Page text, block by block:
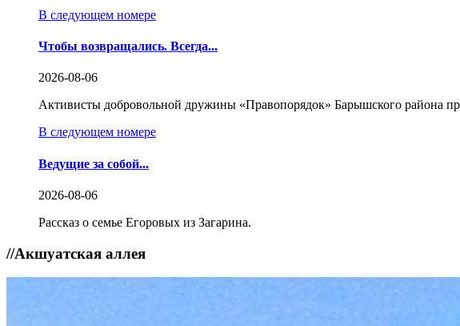
В следующем номере
Чтобы возвращались. Всегда...
2026-08-06
Активисты добровольной дружины «Правопорядок» Барышского района
В следующем номере
Ведущие за собой...
2026-08-06
Рассказ о семье Егоровых из Загарина.
//Акшуатская аллея